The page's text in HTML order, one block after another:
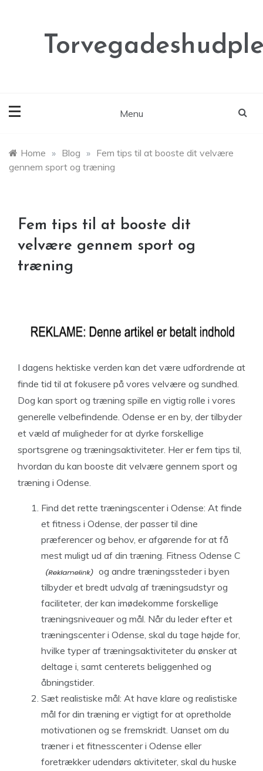
Menu
Home » Blog » Fem tips til at booste dit velvære
gennem sport og træning
Fem tips til at booste dit
velvære gennem sport og
træning
I dagens hektiske verden kan det være udfordrende at
finde tid til at fokusere på vores velvære og sundhed.
Dog kan sport og træning spille en vigtig rolle i vores
generelle velbefindende. Odense er en by, der tilbyder
et væld af muligheder for at dyrke forskellige
sportsgrene og træningsaktiviteter. Her er fem tips til,
hvordan du kan booste dit velvære gennem sport og
træning i Odense.
Find det rette træningscenter i Odense: At finde
et fitness i Odense, der passer til dine
præferencer og behov, er afgørende for at få
mest muligt ud af din træning. Fitness Odense C
og andre træningssteder i byen
tilbyder et bredt udvalg af træningsudstyr og
faciliteter, der kan imødekomme forskellige
træningsniveauer og mål. Når du leder efter et
træningscenter i Odense, skal du tage højde for,
hvilke typer af træningsaktiviteter du ønsker at
deltage i, samt centerets beliggenhed og
åbningstider.
Sæt realistiske mål: At have klare og realistiske
mål for din træning er vigtigt for at opretholde
motivationen og se fremskridt. Uanset om du
træner i et fitnesscenter i Odense eller
foretrækker udendørs aktiviteter, skal du huske